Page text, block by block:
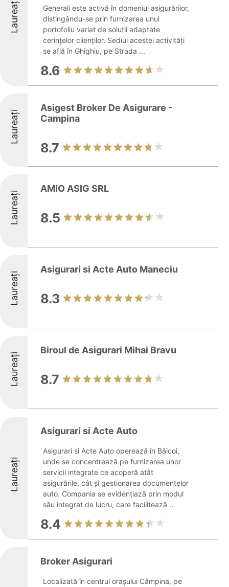
Laureați
Generali este activă în domeniul asigurărilor,
distingându-se prin furnizarea unui
portofoliu variat de soluții adaptate
cerințelor clienților. Sediul acestei activități
se află în Ghighiu, pe Strada ...
8.6
Laureați
Asigest Broker De Asigurare -
Campina
8.7
Laureați
AMIO ASIG SRL
8.5
Laureați
Asigurari si Acte Auto Maneciu
8.3
Laureați
Biroul de Asigurari Mihai Bravu
8.7
Laureați
Asigurari si Acte Auto
Asigurari si Acte Auto operează în Băicoi,
unde se concentrează pe furnizarea unor
servicii integrate ce acoperă atât
asigurările, cât și gestionarea documentelor
auto. Compania se evidențiază prin modul
său integrat de lucru, care facilitează ...
8.4
Broker Asigurari
Localizată în centrul orașului Câmpina, pe